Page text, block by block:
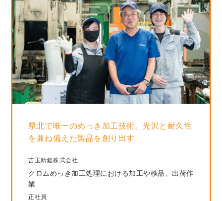
県北で唯一のめっき加工技術。光沢と耐久性
を兼ね備えた製品を創り出す
吉玉精鍍株式会社
クロムめっき加工処理における加工や検品、出荷作
業
正社員